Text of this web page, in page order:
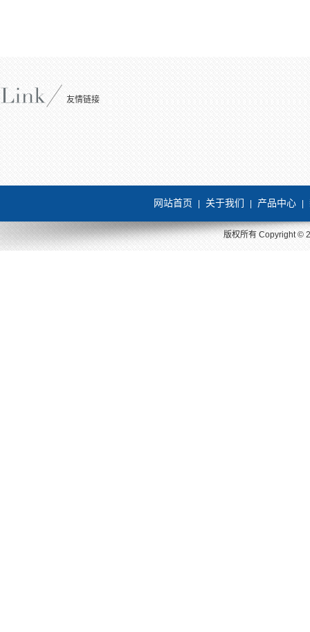
友情链接
网站首页 关于我们 产品中心
版权所有 Copyright ©